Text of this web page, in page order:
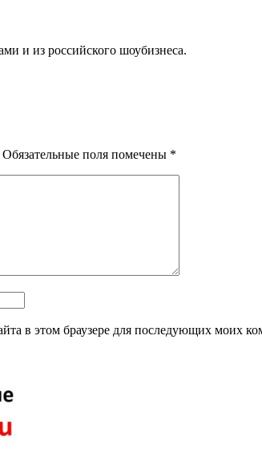
и из российского шоубизнеса.
Обязательные поля помечены *
в этом браузере для последующих моих